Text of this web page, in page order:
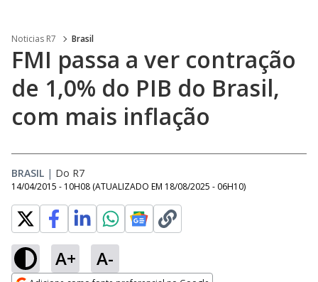
Noticias R7 Brasil
FMI passa a ver contração
de 1,0% do PIB do Brasil,
com mais inflação
BRASIL | Do R7
14/04/2015 - 10H08 (ATUALIZADO EM 18/08/2025 - 06H10)
A+ A-